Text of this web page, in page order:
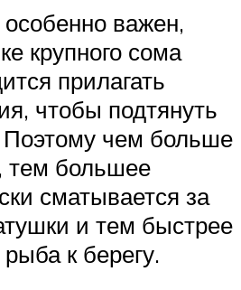
важен,
крупного сома
прилагать
чтобы подтянуть
Поэтому чем больше
тем большее
сматывается за
и тем быстрее
к берегу.